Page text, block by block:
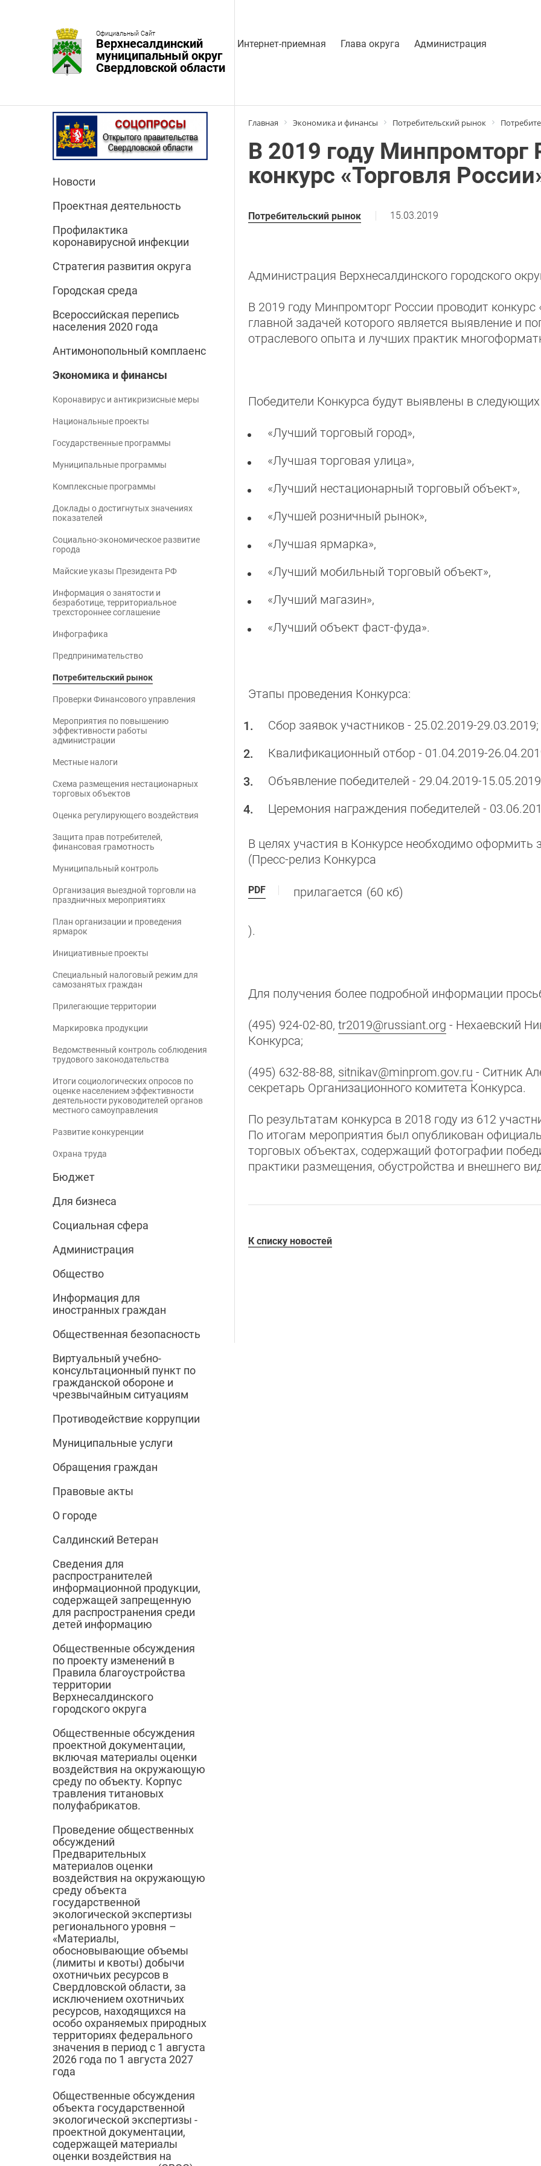
Официальный Сайт
Верхнесалдинский
муниципальный округ
Свердловской области
Интернет-приемная Глава округа Администрация
Новости
Проектная деятельность
Профилактика
коронавирусной инфекции
Стратегия развития округа
Городская среда
Всероссийская перепись
населения 2020 года
Антимонопольный комплаенс
Экономика и финансы
Коронавирус и антикризисные меры
Национальные проекты
Государственные программы
Муниципальные программы
Комплексные программы
Доклады о достигнутых значениях
показателей
Социально-экономическое развитие
города
Майские указы Президента РФ
Информация о занятости и
безработице, территориальное
трехстороннее соглашение
Инфографика
Предпринимательство
Потребительский рынок
Проверки Финансового управления
Мероприятия по повышению
эффективности работы
администрации
Местные налоги
Схема размещения нестационарных
торговых объектов
Оценка регулирующего воздействия
Защита прав потребителей,
финансовая грамотность
Муниципальный контроль
Организация выездной торговли на
праздничных мероприятиях
План организации и проведения
ярмарок
Инициативные проекты
Специальный налоговый режим для
самозанятых граждан
Прилегающие территории
Маркировка продукции
Ведомственный контроль соблюдения
трудового законодательства
Итоги социологических опросов по
оценке населением эффективности
деятельности руководителей органов
местного самоуправления
Развитие конкуренции
Охрана труда
Бюджет
Для бизнеса
Социальная сфера
Администрация
Общество
Информация для
иностранных граждан
Общественная безопасность
Виртуальный учебно-
консультационный пункт по
гражданской обороне и
чрезвычайным ситуациям
Противодействие коррупции
Муниципальные услуги
Обращения граждан
Правовые акты
О городе
Салдинский Ветеран
Сведения для
распространителей
информационной продукции,
содержащей запрещенную
для распространения среди
детей информацию
Общественные обсуждения
по проекту изменений в
Правила благоустройства
территории
Верхнесалдинского
городского округа
Общественные обсуждения
проектной документации,
включая материалы оценки
воздействия на окружающую
среду по объекту. Корпус
травления титановых
полуфабрикатов.
Проведение общественных
обсуждений
Предварительных
материалов оценки
воздействия на окружающую
среду объекта
государственной
экологической экспертизы
регионального уровня –
«Материалы,
обосновывающие объемы
(лимиты и квоты) добычи
охотничьих ресурсов в
Свердловской области, за
исключением охотничьих
ресурсов, находящихся на
особо охраняемых природных
территориях федерального
значения в период с 1 августа
2026 года по 1 августа 2027
года
Общественные обсуждения
объекта государственной
экологической экспертизы -
проектной документации,
содержащей материалы
оценки воздействия на
Главная Экономика и финансы Потребительский рынок
В 2019 году Минпромторг
конкурс «Торговля
Потребительский рынок 15.03.2019
Администрация Верхнесалдинского городского
В 2019 году Минпромторг России проводит конкурс
главной задачей которого является выявление и
отраслевого опыта и лучших практик
Победители Конкурса будут выявлены в
«Лучший торговый город»,
«Лучшая торговая улица»,
«Лучший нестационарный торговый объект»,
«Лучшей розничный рынок»,
«Лучшая ярмарка»,
«Лучший мобильный торговый объект»,
«Лучший магазин»,
«Лучший объект фаст-фуда».
Этапы проведения Конкурса:
Сбор заявок участников - 25.02.2019-29.03.2019;
Квалификационный отбор - 01.04.2019-
Объявление победителей - 29.04.2019-
Церемония награждения победителей -
В целях участия в Конкурсе необходимо оформить
(Пресс-релиз Конкурса
PDF прилагается (60 кб)
).
Для получения более подробной информации
(495) 924-02-80, tr2019@russiant.org - Нехаевский
Конкурса;
(495) 632-88-88, sitnikav@minprom.gov.ru - Ситник
секретарь Организационного комитета Конкурса.
По результатам конкурса в 2018 году из 612
По итогам мероприятия был опубликован
торговых объектах, содержащий фотографии
практики размещения, обустройства и внешнего
К списку новостей